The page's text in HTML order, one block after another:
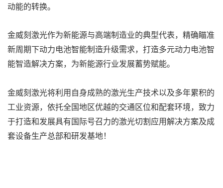
动能的转换。
金威刻激光作为新能源与高端制造业的典型代表，精确瞄准
新周期下动力电池智能制造升级需求，打造多元动力电池智
能智造解决方案，为新能源行业发展蓄势赋能。
金威刻激光将利用自身成熟的激光生产技术以及多年累积的
工业资源，依托全国地区优越的交通区位和配套环境，致力
于打造和发展具有国际号召力的激光切割应用解决方案及成
套设备生产总部和研发基地！